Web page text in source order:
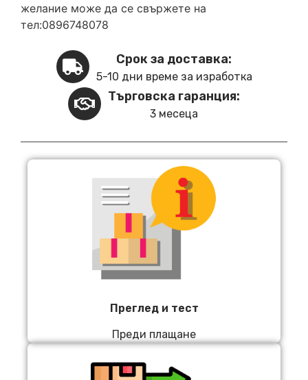
желание може да се свържете на
тел:0896748078
Срок за доставка:
5-10 дни време за изработка
Търговска гаранция:
3 месеца
Преглед и тест
Преди плащане